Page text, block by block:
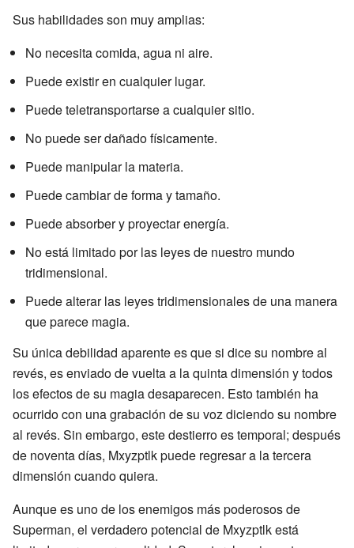
Sus habilidades son muy amplias:
No necesita comida, agua ni aire.
Puede existir en cualquier lugar.
Puede teletransportarse a cualquier sitio.
No puede ser dañado físicamente.
Puede manipular la materia.
Puede cambiar de forma y tamaño.
Puede absorber y proyectar energía.
No está limitado por las leyes de nuestro mundo
tridimensional.
Puede alterar las leyes tridimensionales de una manera
que parece magia.
Su única debilidad aparente es que si dice su nombre al
revés, es enviado de vuelta a la quinta dimensión y todos
los efectos de su magia desaparecen. Esto también ha
ocurrido con una grabación de su voz diciendo su nombre
al revés. Sin embargo, este destierro es temporal; después
de noventa días, Mxyzptlk puede regresar a la tercera
dimensión cuando quiera.
Aunque es uno de los enemigos más poderosos de
Superman, el verdadero potencial de Mxyzptlk está